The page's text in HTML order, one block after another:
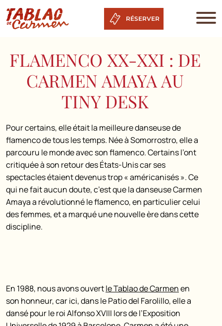
RÉSERVER
FLAMENCO XX-XXI : DE
CARMEN AMAYA AU
TINY DESK
Pour certains, elle était la meilleure danseuse de
flamenco de tous les temps. Née à Somorrostro, elle a
parcouru le monde avec son flamenco. Certains l’ont
critiquée à son retour des États-Unis car ses
spectacles étaient devenus trop « américanisés ». Ce
qui ne fait aucun doute, c’est que la danseuse Carmen
Amaya a révolutionné le flamenco, en particulier celui
des femmes, et a marqué une nouvelle ère dans cette
discipline.
En 1988, nous avons ouvertle Tablao de Carmenen
son honneur, car ici, dans le Patio del Farolillo, elle a
dansé pour le roi Alfonso XVIII lors de l’Exposition